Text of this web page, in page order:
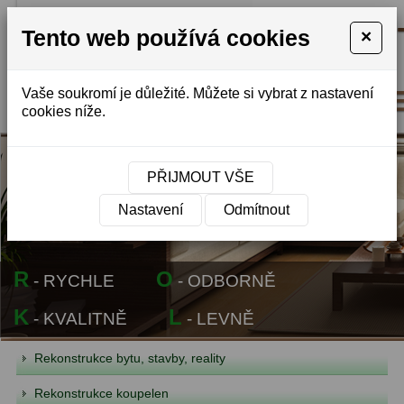
REALITY
STAVBY-
R - RYCHLE O - ODBORNĚ
K - KVALITNĚ L - LEVNĚ
Rekonstrukce bytu, stavby, reality
Rekonstrukce koupelen
Tento web používá cookies ×
Vaše soukromí je důležité. Můžete si vybrat z nastavení
cookies níže.
PŘIJMOUT VŠE
Nastavení Odmítnout